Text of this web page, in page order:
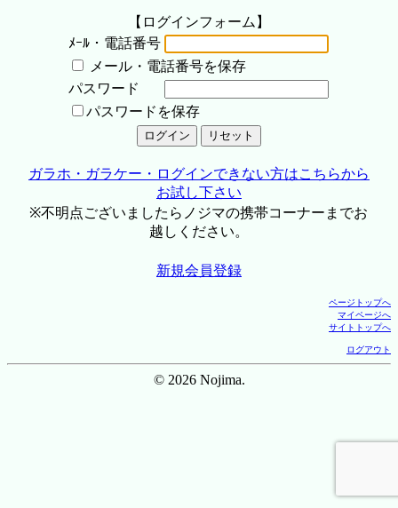
【ログインフォーム】
ﾒｰﾙ・電話番号
メール・電話番号を保存
パスワード
パスワードを保存
ガラホ・ガラケー・ログインできない方はこちらから
お試し下さい
※不明点ございましたらノジマの携帯コーナーまでお
越しください。
新規会員登録
ページトップへ
マイページへ
サイトトップへ
ログアウト
© 2026 Nojima.